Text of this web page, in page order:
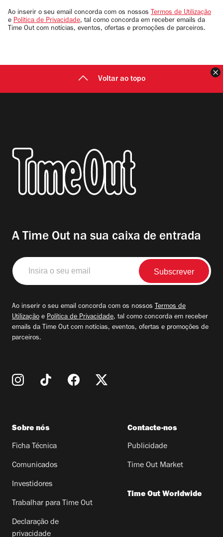
email
Ao inserir o seu email concorda com os nossos Termos de Utilização
e Política de Privacidade, tal como concorda em receber emails da
Time Out com notícias, eventos, ofertas e promoções de parceiros.
Voltar ao topo
A Time Out na sua caixa de entrada
Insira
o
seu
Ao inserir o seu email concorda com os nossos Termos de
Utilização e Política de Privacidade, tal como concorda em receber
emails da Time Out com notícias, eventos, ofertas e promoções de
parceiros.
Sobre nós
Ficha Técnica
Comunicados
Investidores
Trabalhar para Time Out
Declaração de
privacidade
Contacte-nos
Publicidade
Time Out Market
Time Out Worldwide